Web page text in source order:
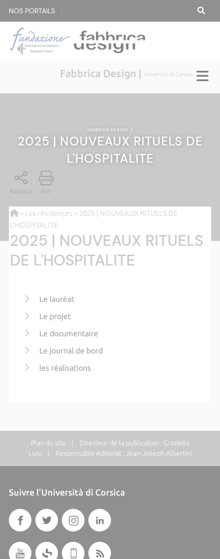
NOS PORTAILS :
Fabbrica Design | Università di Corsica
FABBRICA DESIGN |
2025 | NOUVEAUX RITUELS DE
L'HOSPITALITE
PARTAGE PDF
> Les résidences> 2025 | NOUVEAUX RITUELS DE
L'HOSPITALITE
2025 | NOUVEAUX RITUELS
DE L'HOSPITALITE
Le lauréat
Le projet
Le documentaire
Le journal de bord
les réalisations
Plan du site | Directeur de la publication : Graziella
Luisi | Responsable éditorial : Jean-Joseph Albertini
Suivre l'Università di Corsica